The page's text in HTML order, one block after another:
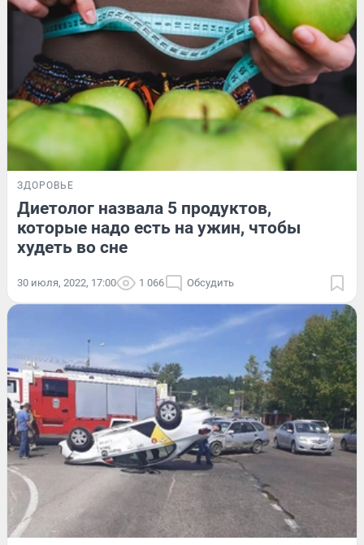
ЗДОРОВЬЕ
Диетолог назвала 5 продуктов,
которые надо есть на ужин, чтобы
худеть во сне
30 июля, 2022, 17:00 1 066 Обсудить